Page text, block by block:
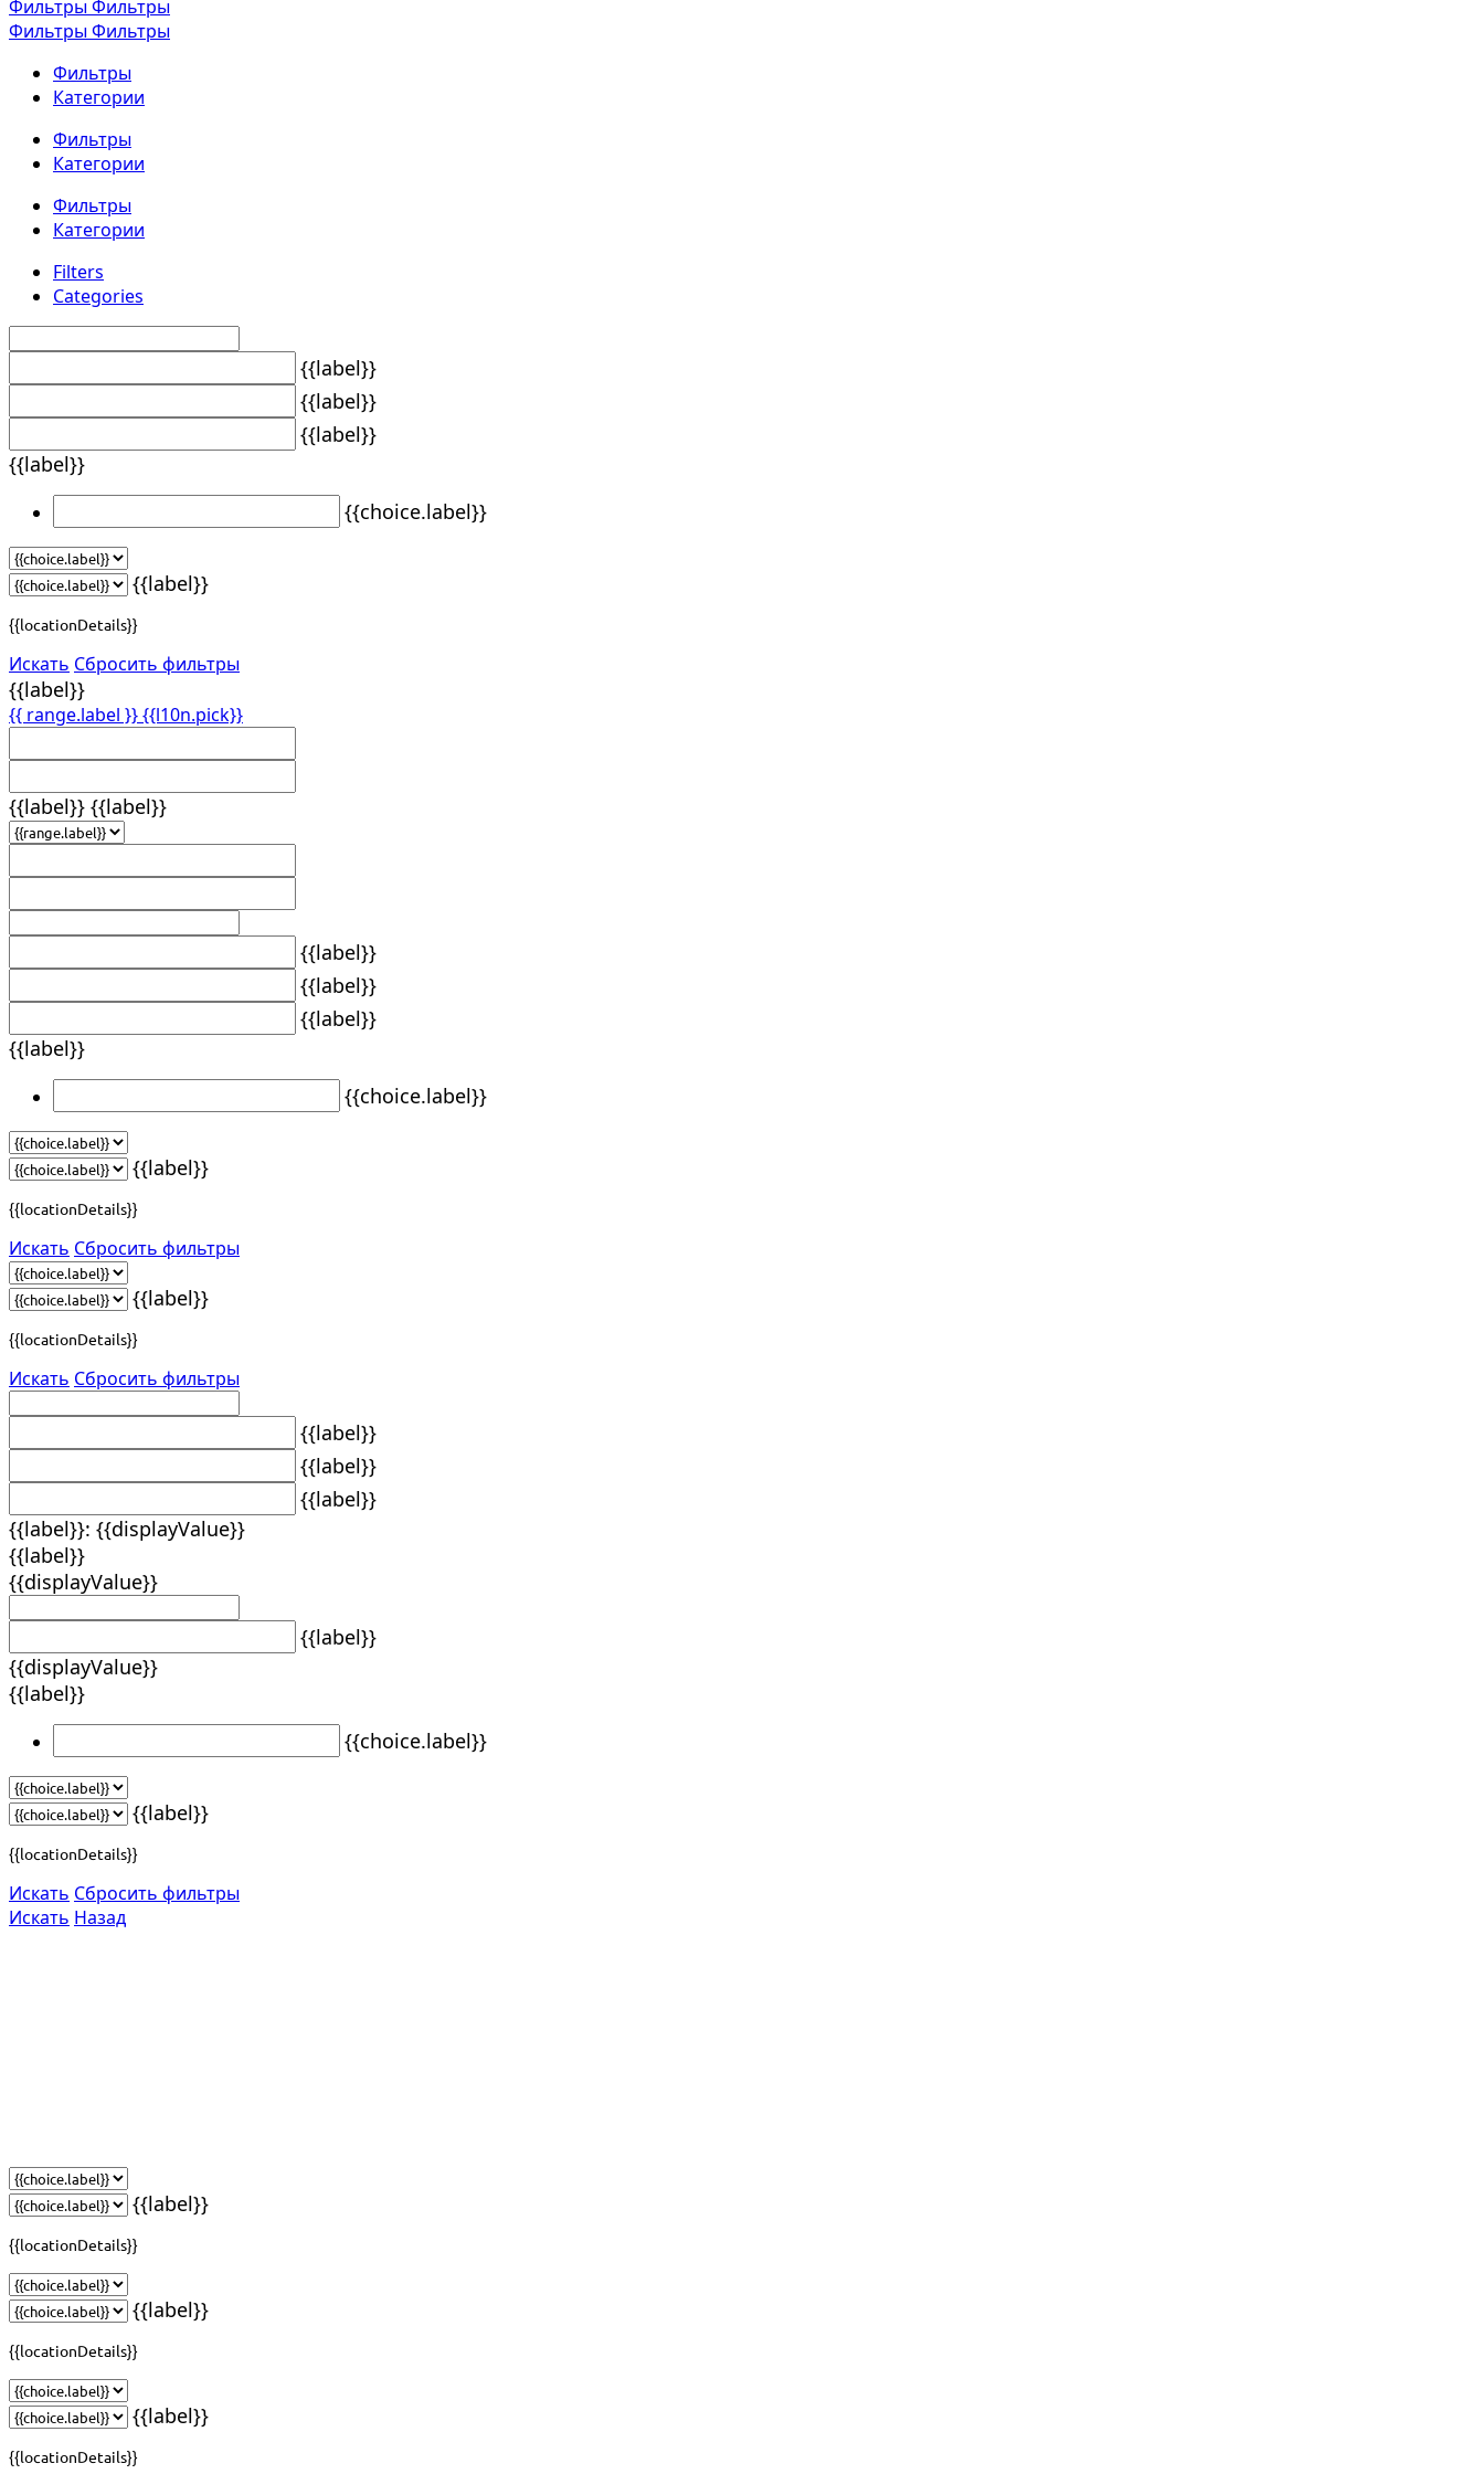
ФильтрыФильтры
ФильтрыФильтры
Фильтры
Категории
Фильтры
Категории
Фильтры
Категории
Filters
Categories
{{label}}
{{label}}
{{label}}
{{label}}
{{choice.label}}
{{label}}
{{locationDetails}}
Искать Сбросить фильтры
{{label}}
{{ range.label }}{{l10n.pick}}
{{label}} {{label}}
{{label}}
{{label}}
{{label}}
{{label}}
{{choice.label}}
{{label}}
{{locationDetails}}
Искать Сбросить фильтры
{{label}}
{{locationDetails}}
Искать Сбросить фильтры
{{label}}
{{label}}
{{label}}
{{label}}: {{displayValue}}
{{label}}
{{displayValue}}
{{label}}
{{displayValue}}
{{label}}
{{choice.label}}
{{label}}
{{locationDetails}}
Искать Сбросить фильтры
Искать Назад
{{label}}
{{locationDetails}}
{{label}}
{{locationDetails}}
{{label}}
{{locationDetails}}